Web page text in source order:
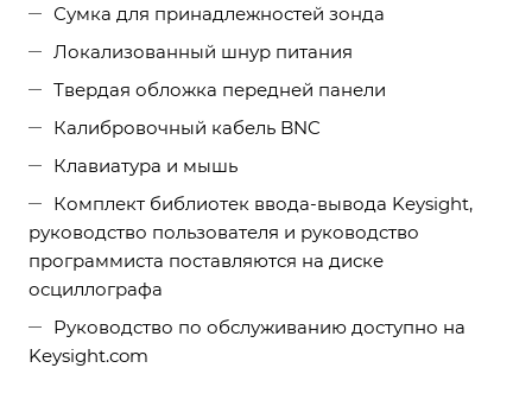
Сумка для принадлежностей зонда
Локализованный шнур питания
Твердая обложка передней панели
Калибровочный кабель BNC
Клавиатура и мышь
Комплект библиотек ввода-вывода Keysight,
руководство пользователя и руководство
программиста поставляются на диске
осциллографа
Руководство по обслуживанию доступно на
Keysight.com